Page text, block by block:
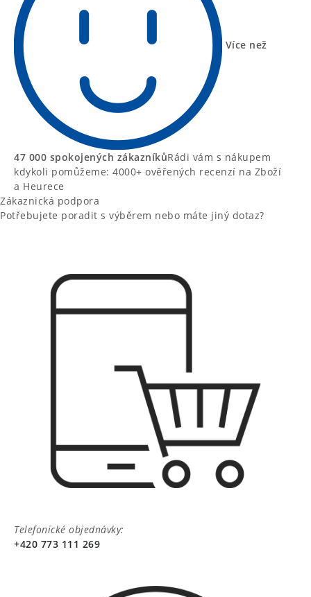
Více než
47 000 spokojených zákazníkůRádi vám s nákupem
kdykoli pomůžeme: 4000+ ověřených recenzí na Zboží
a Heurece
Zákaznická podpora
Potřebujete poradit s výběrem nebo máte jiný dotaz?
Telefonické objednávky:
+420 773 111 269